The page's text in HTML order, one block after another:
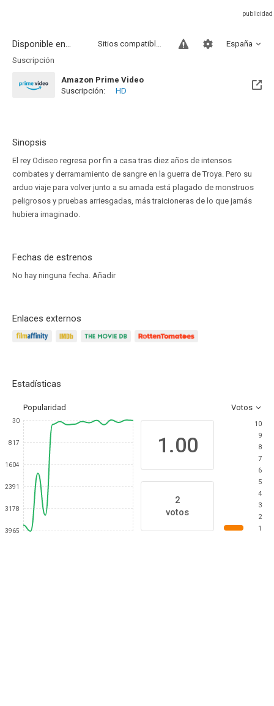
Disponible en... España
Sitios compatibles
Suscripción
Amazon Prime Video
Suscripción:
HD
Sinopsis
El rey Odiseo regresa por fin a casa tras diez años de intensos
combates y derramamiento de sangre en la guerra de Troya. Pero su
arduo viaje para volver junto a su amada está plagado de monstruos
peligrosos y pruebas arriesgadas, más traicioneras de lo que jamás
hubiera imaginado.
Fechas de estrenos
No hay ninguna fecha. Añadir
Enlaces externos
Estadísticas
Popularidad Votos
30
817
1604
2391
3178
3965
1.00
2
votos
10
9
8
7
6
5
4
3
2
1